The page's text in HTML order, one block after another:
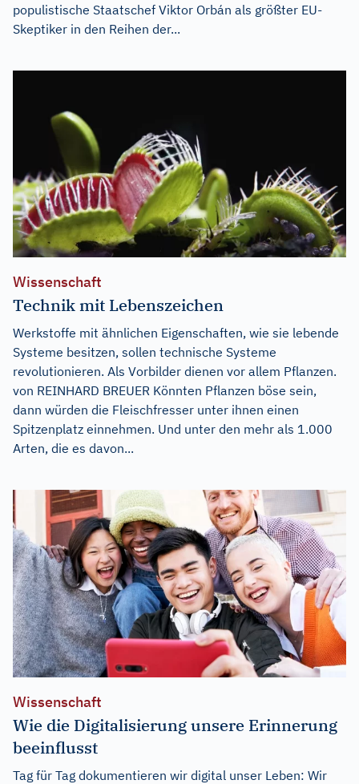
populistische Staatschef Viktor Orbán als größter EU-
Skeptiker in den Reihen der...
Wissenschaft
Technik mit Lebenszeichen
Werkstoffe mit ähnlichen Eigenschaften, wie sie lebende
Systeme besitzen, sollen technische Systeme
revolutionieren. Als Vorbilder dienen vor allem Pflanzen.
von REINHARD BREUER Könnten Pflanzen böse sein,
dann würden die Fleischfresser unter ihnen einen
Spitzenplatz einnehmen. Und unter den mehr als 1.000
Arten, die es davon...
Wissenschaft
Wie die Digitalisierung unsere Erinnerung
beeinflusst
Tag für Tag dokumentieren wir digital unser Leben: Wir